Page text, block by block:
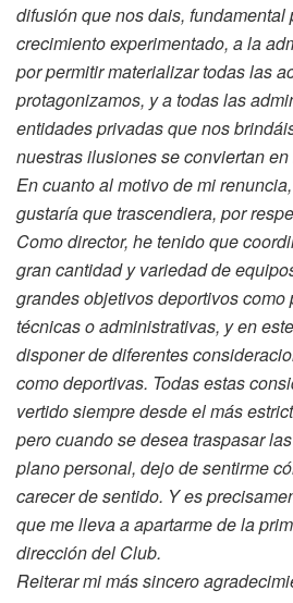
difusión que nos dais, fundamental
crecimiento experimentado, a la
por permitir materializar todas las
protagonizamos, y a todas las
entidades privadas que nos
nuestras ilusiones se conviertan en
En cuanto al motivo de mi
gustaría que trascendiera, por
Como director, he tenido que
gran cantidad y variedad de
grandes objetivos deportivos
técnicas o administrativas, y en
disponer de diferentes
como deportivas. Todas estas
vertido siempre desde el más
pero cuando se desea traspasar
plano personal, dejo de sentirme
carecer de sentido. Y es
que me lleva a apartarme de la
dirección del Club.
Reiterar mi más sincero